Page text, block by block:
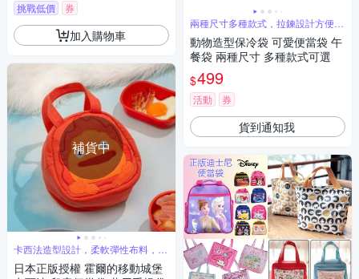
挑戰低價 券
加入購物車
補貨中
卡西法造型設計，柔軟彈性布料，拉
鍊設計
日本正版授權 霍爾的移動城堡
兩種尺寸多種款式，拉鍊設計方便開
關
動物造型保冷袋 可愛便當袋 午
餐袋 兩種尺寸 多種款式可選
$499
活動 券
貨到通知我